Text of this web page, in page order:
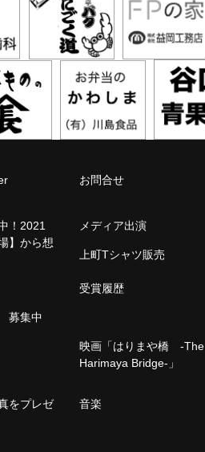
お問合せ
！2021
】から想
メディア出演
上町Tシャツ販売
受賞履歴
募集中
映画「はりまや橋 -The
Harimaya Bridge-」
をプレゼ
音楽